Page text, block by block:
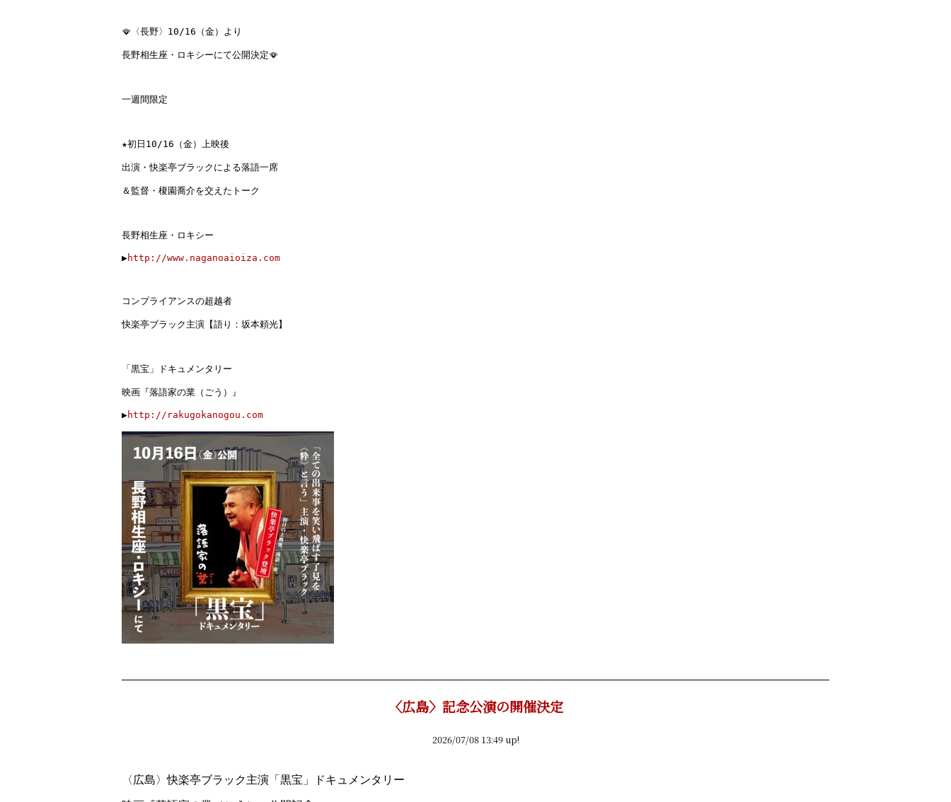
🪭 〈長野〉10/16（金）より
長野相生座・ロキシーにて公開決定🪭
一週間限定
★初日 10/16（金） 上映後
出演・快楽亭ブラックによる落語一席
＆監督・榎園喬介を交えたトーク
長野相生座・ロキシー
▶︎http://www.naganoaioiza.com
コンプライアンスの超越者
快楽亭ブラック主演【語り：坂本頼光】
「黒宝」ドキュメンタリー
映画『落語家の業（ごう）』
▶︎http://rakugokanogou.com
〈広島〉記念公演の開催決定
2026/07/08 13:49 up!
〈広島〉快楽亭ブラック主演「黒宝」ドキュメンタリー